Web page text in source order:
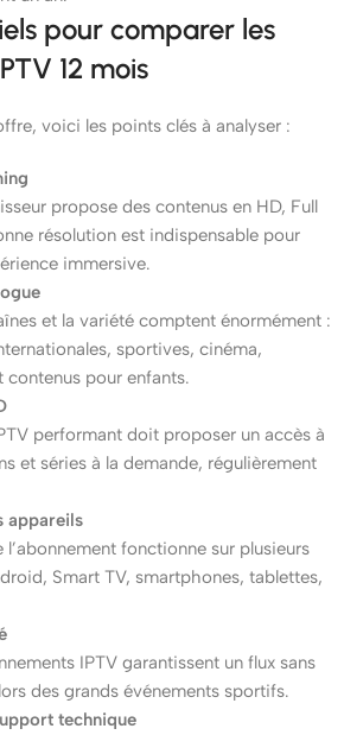
pour comparer les
12 mois
voici les points clés à analyser :
propose des contenus en HD, Full
résolution est indispensable pour
immersive.
et la variété comptent énormément :
sportives, cinéma,
contenus pour enfants.
performant doit proposer un accès à
et séries à la demande, régulièrement
appareils
fonctionne sur plusieurs
Smart TV, smartphones, tablettes,
IPTV garantissent un flux sans
des grands événements sportifs.
technique